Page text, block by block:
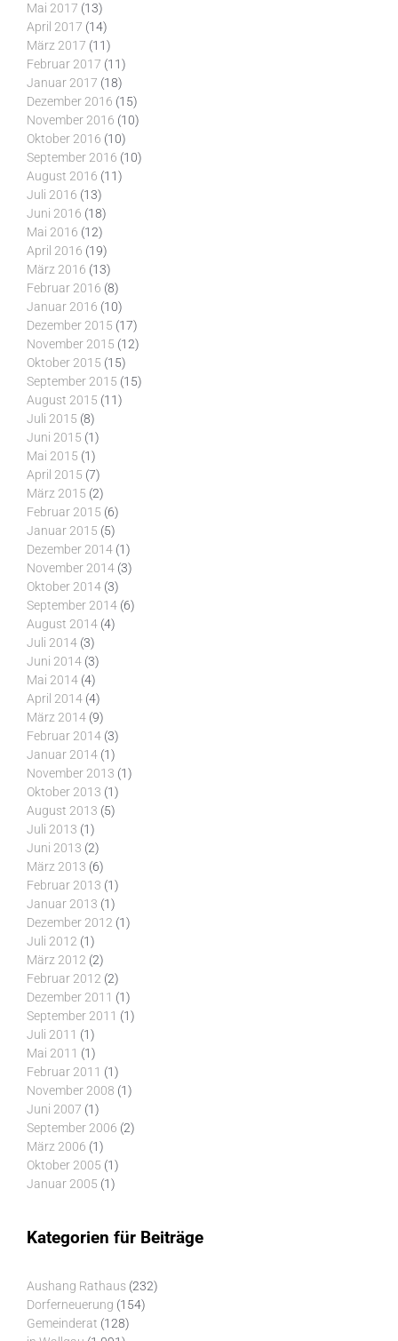
Mai 2017 (13)
April 2017 (14)
März 2017 (11)
Februar 2017 (11)
Januar 2017 (18)
Dezember 2016 (15)
November 2016 (10)
Oktober 2016 (10)
September 2016 (10)
August 2016 (11)
Juli 2016 (13)
Juni 2016 (18)
Mai 2016 (12)
April 2016 (19)
März 2016 (13)
Februar 2016 (8)
Januar 2016 (10)
Dezember 2015 (17)
November 2015 (12)
Oktober 2015 (15)
September 2015 (15)
August 2015 (11)
Juli 2015 (8)
Juni 2015 (1)
Mai 2015 (1)
April 2015 (7)
März 2015 (2)
Februar 2015 (6)
Januar 2015 (5)
Dezember 2014 (1)
November 2014 (3)
Oktober 2014 (3)
September 2014 (6)
August 2014 (4)
Juli 2014 (3)
Juni 2014 (3)
Mai 2014 (4)
April 2014 (4)
März 2014 (9)
Februar 2014 (3)
Januar 2014 (1)
November 2013 (1)
Oktober 2013 (1)
August 2013 (5)
Juli 2013 (1)
Juni 2013 (2)
März 2013 (6)
Februar 2013 (1)
Januar 2013 (1)
Dezember 2012 (1)
Juli 2012 (1)
März 2012 (2)
Februar 2012 (2)
Dezember 2011 (1)
September 2011 (1)
Juli 2011 (1)
Mai 2011 (1)
Februar 2011 (1)
November 2008 (1)
Juni 2007 (1)
September 2006 (2)
März 2006 (1)
Oktober 2005 (1)
Januar 2005 (1)
Kategorien für Beiträge
Aushang Rathaus (232)
Dorferneuerung (154)
Gemeinderat (128)